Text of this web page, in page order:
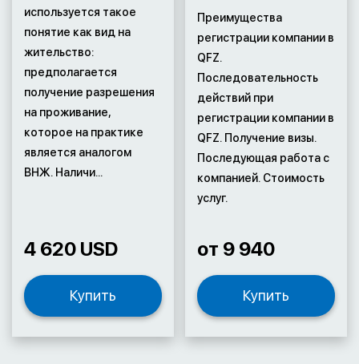
используется такое
понятие как вид на
жительство:
предполагается
получение разрешения
на проживание,
которое на практике
является аналогом
ВНЖ. Наличи...
4 620 USD
Купить
Преимущества
регистрации компании в
QFZ.
Последовательность
действий при
регистрации компании в
QFZ. Получение визы.
Последующая работа с
компанией. Стоимость
услуг.
от 9 940
Купить